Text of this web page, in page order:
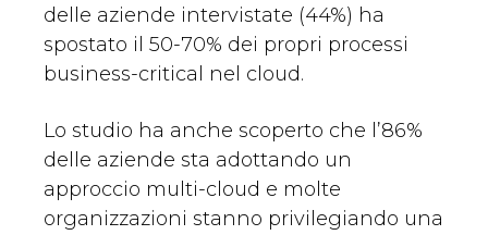
delle aziende intervistate (44%) ha
spostato il 50-70% dei propri processi
business-critical nel cloud.
Lo studio ha anche scoperto che l’86%
delle aziende sta adottando un
approccio multi-cloud e molte
organizzazioni stanno privilegiando una